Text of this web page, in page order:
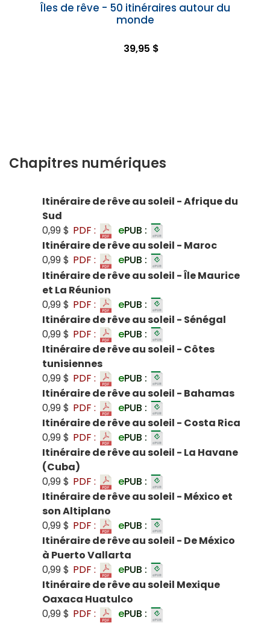
Îles de rêve - 50 itinéraires autour du
monde
39,95 $
Chapitres numériques
Itinéraire de rêve au soleil - Afrique du
Sud
0,99 $ PDF : ePUB :
Itinéraire de rêve au soleil - Maroc
0,99 $ PDF : ePUB :
Itinéraire de rêve au soleil - Île Maurice
et La Réunion
0,99 $ PDF : ePUB :
Itinéraire de rêve au soleil - Sénégal
0,99 $ PDF : ePUB :
Itinéraire de rêve au soleil - Côtes
tunisiennes
0,99 $ PDF : ePUB :
Itinéraire de rêve au soleil - Bahamas
0,99 $ PDF : ePUB :
Itinéraire de rêve au soleil - Costa Rica
0,99 $ PDF : ePUB :
Itinéraire de rêve au soleil - La Havane
(Cuba)
0,99 $ PDF : ePUB :
Itinéraire de rêve au soleil - México et
son Altiplano
0,99 $ PDF : ePUB :
Itinéraire de rêve au soleil - De México
à Puerto Vallarta
0,99 $ PDF : ePUB :
Itinéraire de rêve au soleil Mexique
Oaxaca Huatulco
0,99 $ PDF : ePUB :